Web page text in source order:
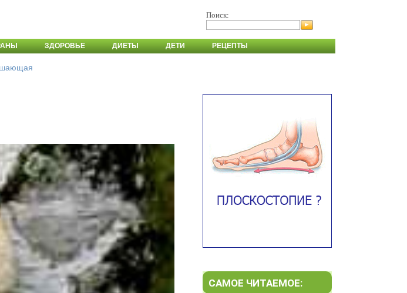
Поиск:
ЗДОРОВЬЕ ДИЕТЫ ДЕТИ РЕЦЕПТЫ
САМОЕ ЧИТАЕМОЕ: